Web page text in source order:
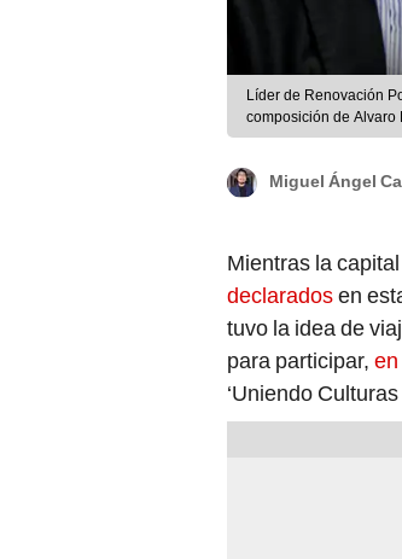
Líder de Renovación
composición de
Miguel Ángel
Mientras la
declaradosen
tuvo la idea de
para participar,
‘Uniendo